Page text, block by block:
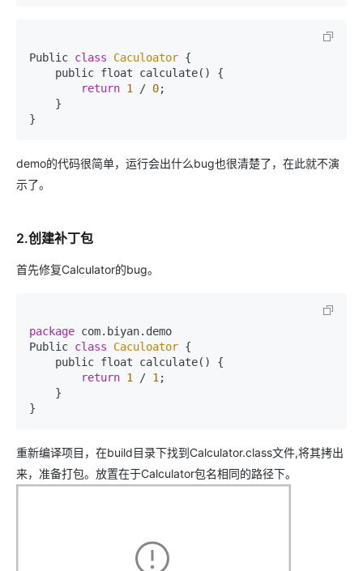
Public class Caculoator {
return 1 / 0;
}
demo的代码很简单，运行会出什么bug也很清楚了，在此就不演
示了。
2.创建补丁包
首先修复Calculator的bug。
package com.biyan.demo
Public class Caculoator {
return 1 / 1 ;
}
重新编译项目，在build目录下找到Calculator.class文件,将其拷出
来，准备打包。放置在于Calculator包名相同的路径下。